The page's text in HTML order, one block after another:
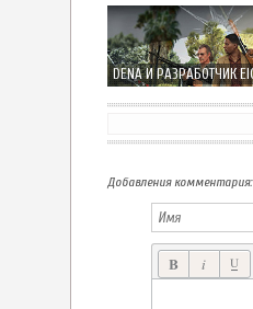
Добавления комментария: